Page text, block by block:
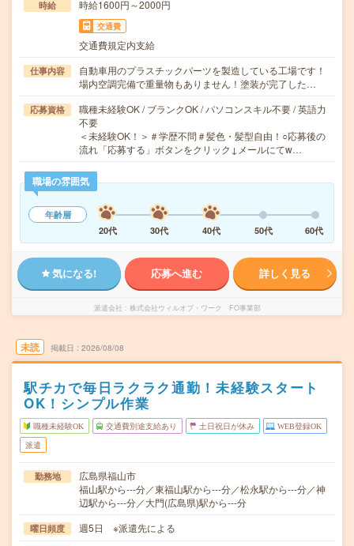
時給 時給1600円～2000円
交通費
交通費規定内支給
仕事内容
自動車用のプラスチックパーツを製造している工場です！
場内空調完備で重量物もありません！塗装が完了した…
応募資格
職種未経験OK / ブランクOK / パソコンスキル不要 / 英語力
不要
＜未経験OK！＞＃学歴不問＃髪色・髪型自由！○応募後の
流れ「応募する」ボタンをクリック↓メールにてw…
職場の雰囲気
年齢層
20代
30代 40代 50代 60代
気になる! 応募へ進む 詳しく見る
派遣会社 株式会社ウィルオブ・ワーク FO事業部
未読 掲載日 2026/08/08
駅チカで毎日ラクラク通勤！未経験スタート
OK！シンプル作業
職種未経験OK 交通費別途支給あり 土日祝日が休み WEB登録OK
派遣
勤務地
広島県福山市
福山駅から---分／東福山駅から---分／松永駅から---分／神
辺駅から---分／大門(広島県)駅から---分
曜日頻度 週5日 ※派遣先による